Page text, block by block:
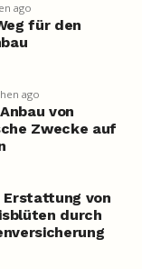
ago
für den
ago
von
Zwecke auf
von
durch